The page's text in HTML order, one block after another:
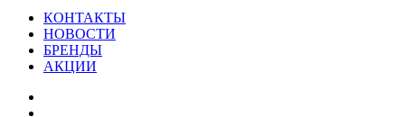
КОНТАКТЫ
НОВОСТИ
БРЕНДЫ
АКЦИИ